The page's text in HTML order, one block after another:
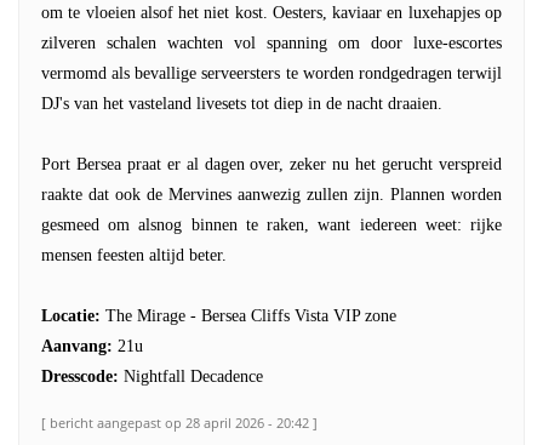
om te vloeien alsof het niet kost. Oesters, kaviaar en luxehapjes op
zilveren schalen wachten vol spanning om door luxe-escortes
vermomd als bevallige serveersters te worden rondgedragen terwijl
DJ's van het vasteland livesets tot diep in de nacht draaien.
Port Bersea praat er al dagen over, zeker nu het gerucht verspreid
raakte dat ook de Mervines aanwezig zullen zijn. Plannen worden
gesmeed om alsnog binnen te raken, want iedereen weet: rijke
mensen feesten altijd beter.
Locatie: The Mirage - Bersea Cliffs Vista VIP zone
Aanvang: 21u
Dresscode: Nightfall Decadence
[ bericht aangepast op 28 april 2026 - 20:42 ]